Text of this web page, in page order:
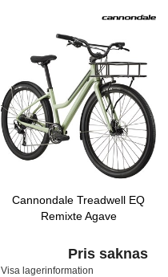
Cannondale Treadwell EQ
Remixte Agave
Pris saknas
Visa lagerinformation